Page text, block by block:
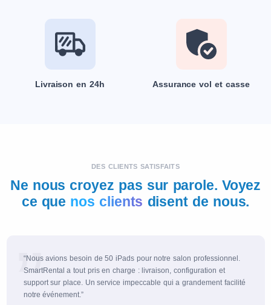
Livraison en 24h Assurance vol et casse
DES CLIENTS SATISFAITS
Ne nous croyez pas sur parole. Voyez
ce que nos clients disent de nous.
“Nous avions besoin de 50 iPads pour notre salon professionnel.
SmartRental a tout pris en charge : livraison, configuration et
support sur place. Un service impeccable qui a grandement facilité
notre événement.”